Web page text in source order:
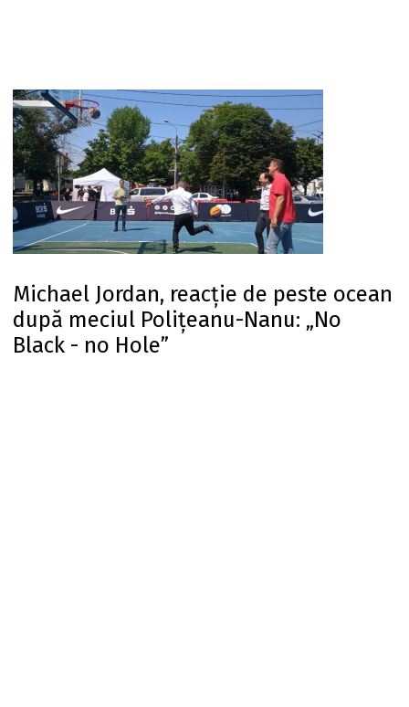
Michael Jordan, reacție de peste ocean
după meciul Polițeanu-Nanu: „No
Black - no Hole”